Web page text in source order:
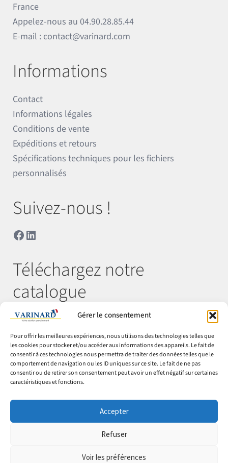
Gérer le consentement
Pour offrir les meilleures expériences, nous utilisons des technologies telles que
les cookies pour stocker et/ou accéder aux informations des appareils. Le fait de
consentir à ces technologies nous permettra de traiter des données telles que le
comportement de navigation ou les ID uniques sur ce site. Le fait de ne pas
consentir ou de retirer son consentement peut avoir un effet négatif sur certaines
caractéristiques et fonctions.
Accepter
Refuser
Voir les préférences
France
Appelez-nous au04.90.28.85.44
E-mail : contact@varinard.com
Informations
Contact
Informations légales
Conditions de vente
Expéditions et retours
Spécifications techniques pour les fichiers
personnalisés
Suivez-nous !
Facebook
LinkedIn
Téléchargez notre
catalogue
© Varinard 2026